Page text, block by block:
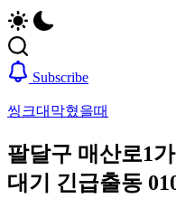
기
대
기
Subscribe
씽크대막혔을때
팔달구 매산로1
대기 긴급출동